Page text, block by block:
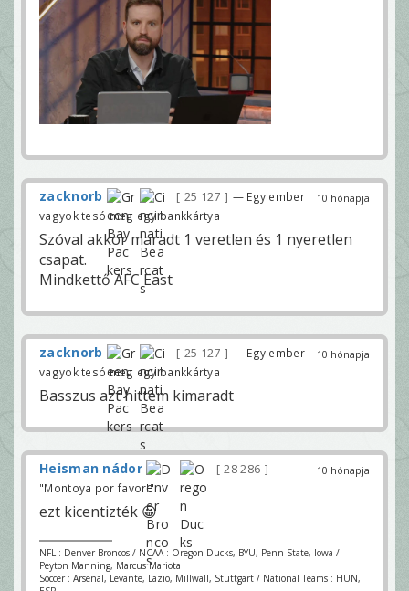
10 hónapja
zacknorb 25 127
— Egy ember
vagyok tesó meg egy bankkártya
Szóval akkor maradt 1 veretlen és 1 nyeretlen
csapat.
Mindkettő AFC East
10 hónapja
zacknorb 25 127
— Egy ember
vagyok tesó meg egy bankkártya
Basszus azt hittem kimaradt
10 hónapja
Heisman nádor 28 286
—
"Montoya por favor!"
ezt kicentizték 😀
NFL : Denver Broncos / NCAA : Oregon Ducks, BYU, Penn State, Iowa /
Peyton Manning, Marcus Mariota
Soccer : Arsenal, Levante, Lazio, Millwall, Stuttgart / National Teams : HUN,